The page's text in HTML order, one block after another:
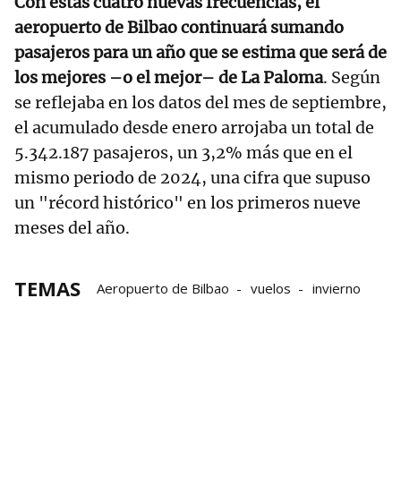
aeropuerto de Bilbao continuará sumando
pasajeros para un año que se estima que será de
los mejores –o el mejor– de La Paloma. Según
se reflejaba en los datos del mes de septiembre,
el acumulado desde enero arrojaba un total de
5.342.187 pasajeros, un 3,2% más que en el
mismo periodo de 2024, una cifra que supuso
un "récord histórico" en los primeros nueve
meses del año.
TEMAS Aeropuerto de Bilbao vuelos invierno